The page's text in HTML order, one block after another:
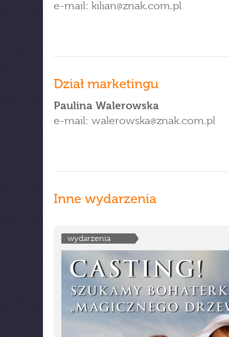
e-mail: kilian znak.com.pl
Dział marketingu
Paulina Walerowska
e-mail: walerowska znak.com.pl
Inne wydarzenia
wydarzenia